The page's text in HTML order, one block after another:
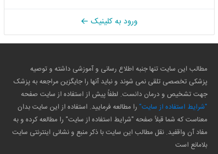
ورود به کلینیک
مطالب این سایت تنها جنبه اطلاع رسانی و آموزشی داشته و توصیه
پزشکی تخصصی تلقی نمی شوند و نباید آنها را جایگزین مراجعه به پزشک
جهت تشخیص و درمان دانست. لطفاً پیش از استفاده از سایت صفحه
"شرایط استفاده از سایت" را مطالعه فرمایید. استفاده از این سایت بدان
معناست که شما قبلاً صفحه "شرایط استفاده از سایت" را مطالعه کرده و به
مفاد آن واقفید. نقل مطالب این سایت با ذکر منبع و نشانی اینترنتی سایت
بلامانع است